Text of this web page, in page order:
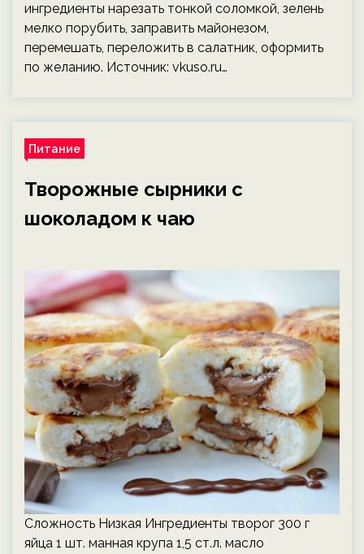
ингредиенты нарезать тонкой соломкой, зелень
мелко порубить, заправить майонезом,
перемешать, переложить в салатник, оформить
по желанию. Источник: vkuso.ru…
Питание
Творожные сырники с
шоколадом к чаю
Сложность Низкая Ингредиенты творог 300 г
яйца 1 шт. манная крупа 1,5 ст.л. масло